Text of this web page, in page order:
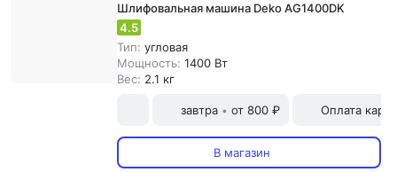
Шлифовальная машина Deko AG1400DK
4.5
Тип: угловая
Мощность: 1400 Вт
Вес: 2.1 кг
завтра • от 800 ₽ Оплата
В магазин